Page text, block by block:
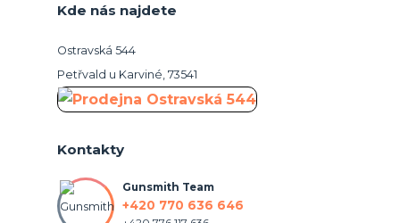
Kde nás najdete
Ostravská 544
Petřvald u Karviné, 73541
Kontakty
Gunsmith Team
+420 770 636 646